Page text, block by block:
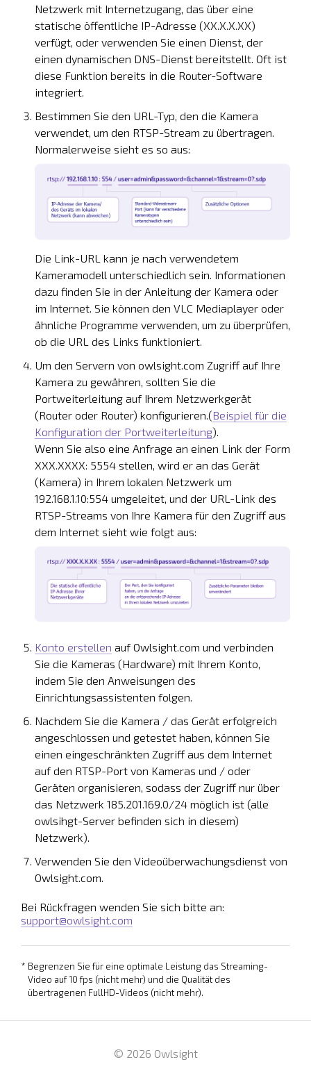
Netzwerk mit Internetzugang, das über eine
statische öffentliche IP-Adresse (XX.X.X.XX)
verfügt, oder verwenden Sie einen Dienst, der
einen dynamischen DNS-Dienst bereitstellt. Oft ist
diese Funktion bereits in die Router-Software
integriert.
Bestimmen Sie den URL-Typ, den die Kamera
verwendet, um den RTSP-Stream zu übertragen.
Normalerweise sieht es so aus:
Die Link-URL kann je nach verwendetem
Kameramodell unterschiedlich sein. Informationen
dazu finden Sie in der Anleitung der Kamera oder
im Internet. Sie können den VLC Mediaplayer oder
ähnliche Programme verwenden, um zu überprüfen,
ob die URL des Links funktioniert.
Um den Servern von owlsight.com Zugriff auf Ihre
Kamera zu gewähren, sollten Sie die
Portweiterleitung auf Ihrem Netzwerkgerät
(Router oder Router) konfigurieren.(Beispiel für die
Konfiguration der Portweiterleitung).
Wenn Sie also eine Anfrage an einen Link der Form
XXX.XXXX: 5554 stellen, wird er an das Gerät
(Kamera) in Ihrem lokalen Netzwerk um
192.168.1.10:554 umgeleitet, und der URL-Link des
RTSP-Streams von Ihre Kamera für den Zugriff aus
dem Internet sieht wie folgt aus:
Konto erstellen auf Owlsight.com und verbinden
Sie die Kameras (Hardware) mit Ihrem Konto,
indem Sie den Anweisungen des
Einrichtungsassistenten folgen.
Nachdem Sie die Kamera / das Gerät erfolgreich
angeschlossen und getestet haben, können Sie
einen eingeschränkten Zugriff aus dem Internet
auf den RTSP-Port von Kameras und / oder
Geräten organisieren, sodass der Zugriff nur über
das Netzwerk 185.201.169.0/24 möglich ist (alle
owlsihgt-Server befinden sich in diesem)
Netzwerk).
Verwenden Sie den Videoüberwachungsdienst von
Owlsight.com.
Bei Rückfragen wenden Sie sich bitte an:
support@owlsight.com
* Begrenzen Sie für eine optimale Leistung das Streaming-
Video auf 10 fps (nicht mehr) und die Qualität des
übertragenen FullHD-Videos (nicht mehr).
© 2026 Owlsight